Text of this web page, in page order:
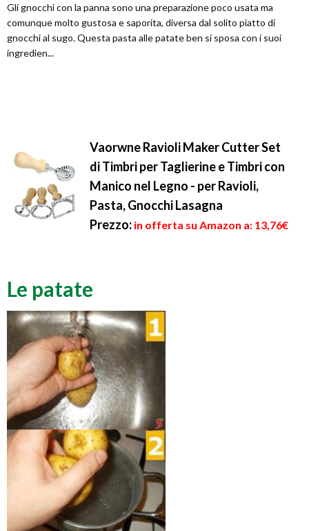
Gli gnocchi con la panna sono una preparazione poco usata ma
comunque molto gustosa e saporita, diversa dal solito piatto di
gnocchi al sugo. Questa pasta alle patate ben si sposa con i suoi
ingredien...
Vaorwne Ravioli Maker Cutter Set
di Timbri per Taglierine e Timbri con
Manico nel Legno - per Ravioli,
Pasta, Gnocchi Lasagna
Prezzo: in offerta su Amazon a: 13,76€
Le patate